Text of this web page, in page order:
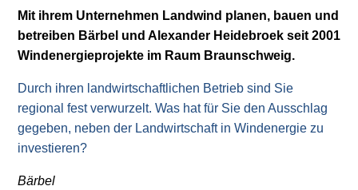
Umweltenergierecht
Mit ihrem Unternehmen Landwind planen, bauen und
betreiben Bärbel und Alexander Heidebroek seit 2001
Windenergieprojekte im Raum Braunschweig.
Durch ihren landwirtschaftlichen Betrieb sind Sie
regional fest verwurzelt. Was hat für Sie den Ausschlag
gegeben, neben der Landwirtschaft in Windenergie zu
investieren?
Bärbel